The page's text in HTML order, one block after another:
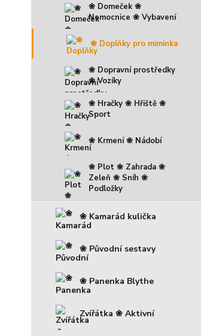
❀ Domeček ❀
Nemocnice ❀ Vybavení
❀ Doplňky pro miminka
❀ Dopravní prostředky
❀ Vozíky
❀ Hračky ❀ Hřiště ❀
Sport
❀ Krmení ❀ Nádobí
❀ Plot ❀ Zahrada ❀
Zeleň ❀ Sníh ❀
Podložky
❀ Kamarád kulička
❀ Původní sestavy
❀ Panenka Blythe
Zvířátka ❀ Aktivní